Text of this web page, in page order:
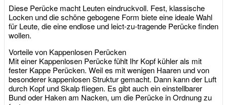
Diese Perücke macht Leuten eindruckvoll. Fest, klassische
Locken und die schöne gebogene Form biete eine ideale Wahl
für Leute, die eine endlose und leict-zu-tragende Perücke finden
wollen.
Vorteile von Kappenlosen Perücken
Mit einer Kappenlosen Perücke fühlt Ihr Kopf kühler als mit
fester Kappe Perücken. Weil es mit wenigen Haaren und von
besonderer kappenlosen Struktur gemacht. Dann kann der Luft
durch Kopf und Skalp fliegen. Es gibt auch ein einstellbarer
Bund oder Haken am Nacken, um die Perücke in Ordnung zu